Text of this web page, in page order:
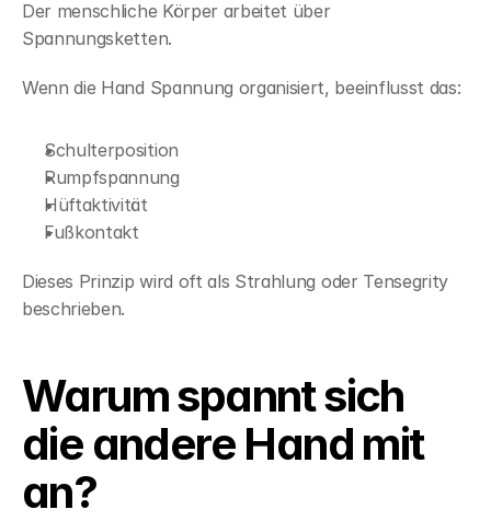
Der menschliche Körper arbeitet über
Spannungsketten.
Wenn die Hand Spannung organisiert, beeinflusst das:
Schulterposition
Rumpfspannung
Hüftaktivität
Fußkontakt
Dieses Prinzip wird oft als Strahlung oder Tensegrity
beschrieben.
Warum spannt sich
die andere Hand mit
an?